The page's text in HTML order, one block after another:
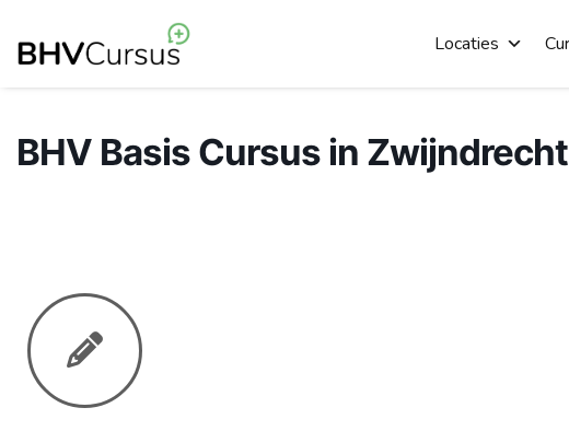
Locaties
BHV Basis Cursus in Zwijndrecht